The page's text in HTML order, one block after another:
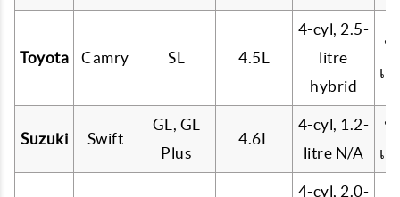
Toyota Camry SL 4.5L
4-cyl, 2.5-
litre
hybrid
น้
เ
Suzuki Swift
GL, GL
Plus
4.6L
4-cyl, 1.2-
litre N/A
น้
เ
4-cyl, 2.0-